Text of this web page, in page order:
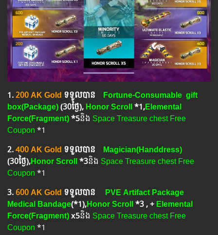
1.​200 AK Gold ទទួលបាន Fortune-Consumable gift
box(Package)(30ថ្ងៃ),Honor Scroll*1,Elemental
Force(Fragment)*5និង Space Treasure chest Free
Coupon*1
2.​400 AK Gold ទទួលបាន
Magician(Handdress)
(30ថ្ងៃ),Honor Scroll*3និង Space Treasure chest Free
Coupon*1
3.​600 AK Gold ទទួលបាន
PVE Artifact Package
Medical Bandage(*1),Honor Scroll*3 , +Elemental
Force(Fragment)x5និង Space Treasure chest Free
Coupon*1